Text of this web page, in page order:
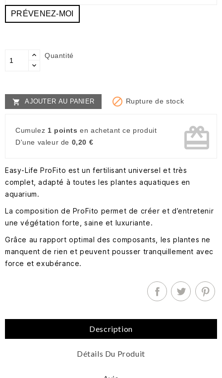
PRÉVENEZ-MOI
Quantité
 AJOUTER AU PANIER  Rupture de stock
Cumulez 1 points en achetant ce produit
D'une valeur de 0,20 € card_giftcard
Easy-Life ProFito est un fertilisant universel et très
complet, adapté à toutes les plantes aquatiques en
aquarium.
La composition de ProFito permet de créer et d’entretenir
une végétation forte, saine et luxuriante.
Grâce au rapport optimal des composants, les plantes ne
manquent de rien et peuvent pousser tranquillement avec
force et exubérance.
Description
Détails Du Produit